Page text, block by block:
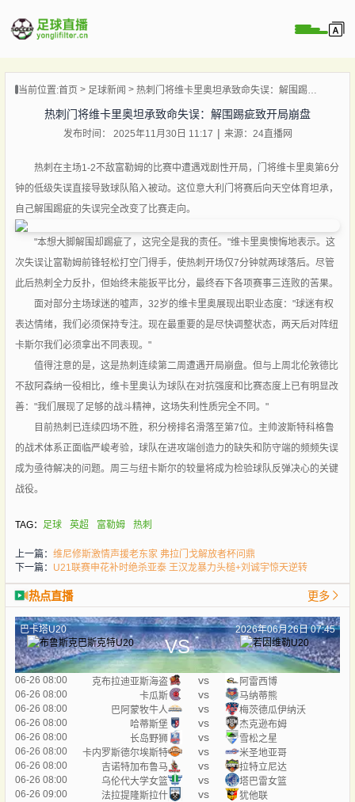
播当前位置:首页 足球新闻 热刺门将维卡里奥坦承致命失误：解围踢疵致开局崩盘
热刺门将维卡里奥坦承致命失误：解围踢疵致开局崩盘
发布时间： 2025年11月30日 11:17 来源：24直播网
热刺在主场1-2不敌富勒姆的比赛中遭遇戏剧性开局，门将维卡里奥第6分
钟的低级失误直接导致球队陷入被动。这位意大利门将赛后向天空体育坦承，
自己解围踢疵的失误完全改变了比赛走向。
"本想大脚解围却踢疵了，这完全是我的责任。"维卡里奥懊悔地表示。这
次失误让富勒姆前锋轻松打空门得手，使热刺开场仅7分钟就两球落后。尽管
此后热刺全力反扑，但始终未能扳平比分，最终吞下各项赛事三连败的苦果。
面对部分主场球迷的嘘声，32岁的维卡里奥展现出职业态度："球迷有权
表达情绪，我们必须保持专注。现在最重要的是尽快调整状态，两天后对阵纽
卡斯尔我们必须拿出不同表现。"
值得注意的是，这是热刺连续第二周遭遇开局崩盘。但与上周北伦敦德比
不敌阿森纳一役相比，维卡里奥认为球队在对抗强度和比赛态度上已有明显改
善："我们展现了足够的战斗精神，这场失利性质完全不同。"
目前热刺已连续四场不胜，积分榜排名滑落至第7位。主帅波斯特科格鲁
的战术体系正面临严峻考验，球队在进攻端创造力的缺失和防守端的频频失误
成为亟待解决的问题。周三与纽卡斯尔的较量将成为检验球队反弹决心的关键
战役。
TAG： 足球 英超 富勒姆 热刺
上一篇： 维尼修斯激情声援老东家 弗拉门戈解放者杯问鼎
下一篇： U21联赛申花补时绝杀亚泰 王汉龙暴力头槌+刘诚宇惊天逆转
热点直播 更多
巴卡塔U20 2026年06月26日 07:45
VS
06-26 08:00 克布拉迪亚斯海盗 vs
阿雷西博
06-26 08:00
卡瓜斯 vs
马纳蒂熊
06-26 08:00
巴阿蒙牧牛人 vs
梅茨德瓜伊纳沃
06-26 08:00
哈蒂斯堡 vs
杰克逊布姆
06-26 08:00
长岛野狮 vs
雪松之星
06-26 08:00
卡内罗斯德尔埃斯特 vs
米圣地亚哥
06-26 08:00
吉诺特加布鲁马 vs
拉特立尼达
06-26 08:00
乌伦代大学女篮 vs
塔巴雷女篮
06-26 09:00
法拉提隆斯拉什 vs 犹他联